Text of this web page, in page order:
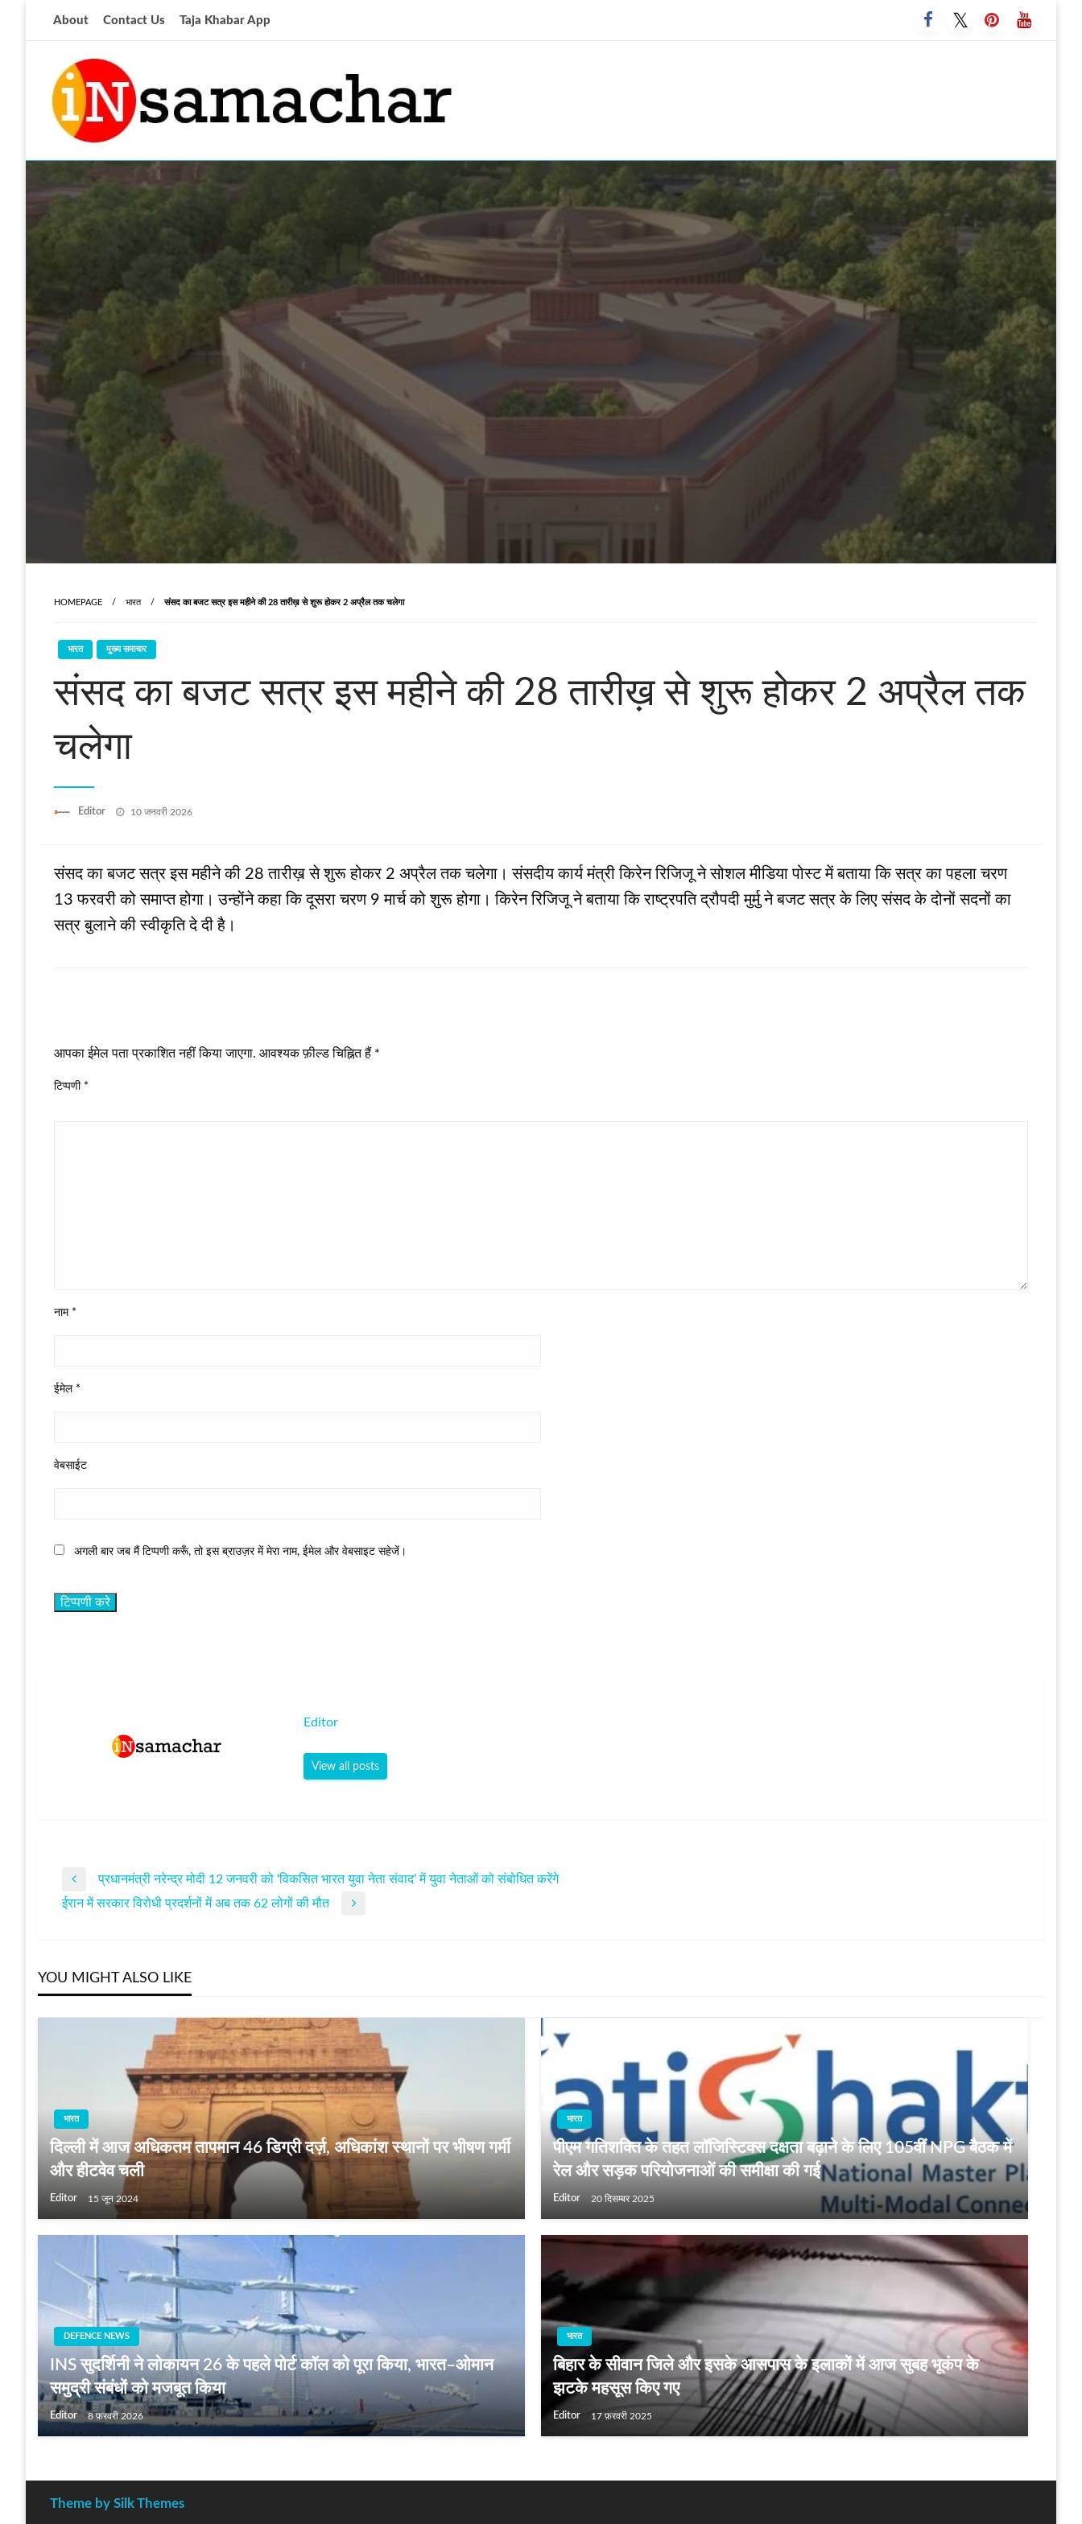
About Contact Us Taja Khabar App
insamachar
आज की ताजा खबर
HOMEPAGE भारत संसद का बजट सत्र इस महीने की 28 तारीख़ से शुरू होकर 2 अप्रैल तक चलेगा
भारत मुख्य समाचार
संसद का बजट सत्र इस महीने की 28 तारीख़ से शुरू होकर 2 अप्रैल तक
चलेगा
Editor
Posted
10 जनवरी 2026
संसद का बजट सत्र इस महीने की 28 तारीख़ से शुरू होकर 2 अप्रैल तक चलेगा। संसदीय कार्य मंत्री किरेन रिजिजू ने सोशल मीडिया पोस्ट में बताया कि सत्र का पहला चरण
13 फरवरी को समाप्त होगा। उन्होंने कहा कि दूसरा चरण 9 मार्च को शुरू होगा। किरेन रिजिजू ने बताया कि राष्ट्रपति द्रौपदी मुर्मु ने बजट सत्र के लिए संसद के दोनों सदनों का
सत्र बुलाने की स्‍वीकृति दे दी है।
आपका ईमेल पता प्रकाशित नहीं किया जाएगा. आवश्यक फ़ील्ड चिह्नित हैं *
टिप्पणी *
नाम *
ईमेल *
वेबसाईट
अगली बार जब मैं टिप्पणी करूँ, तो इस ब्राउज़र में मेरा नाम, ईमेल और वेबसाइट सहेजें।
Editor
View all posts
पोस्ट
Previous
Post
प्रधानमंत्री नरेन्द्र मोदी 12 जनवरी को ‘विकसित भारत युवा नेता संवाद’ में युवा नेताओं को संबोधित करेंगे
Next
ईरान में सरकार विरोधी प्रदर्शनों में अब तक 62 लोगों की मौत
YOU MIGHT ALSO LIKE
भारत
दिल्ली में आज अधिकतम तापमान 46 डिग्री दर्ज़, अधिकांश स्थानों पर भीषण गर्मी
और हीटवेव चली
Editor 15 जून 2024
भारत
पीएम गतिशक्ति के तहत लॉजिस्टिक्स दक्षता बढ़ाने के लिए 105वीं NPG बैठक में
रेल और सड़क परियोजनाओं की समीक्षा की गई
Editor 20 दिसम्बर 2025
DEFENCE NEWS
INS सुदर्शिनी ने लोकायन 26 के पहले पोर्ट कॉल को पूरा किया, भारत–ओमान
समुद्री संबंधों को मजबूत किया
Editor 8 फ़रवरी 2026
भारत
बिहार के सीवान जिले और इसके आसपास के इलाकों में आज सुबह भूकंप के
झटके महसूस किए गए
Editor 17 फ़रवरी 2025
Theme by Silk Themes